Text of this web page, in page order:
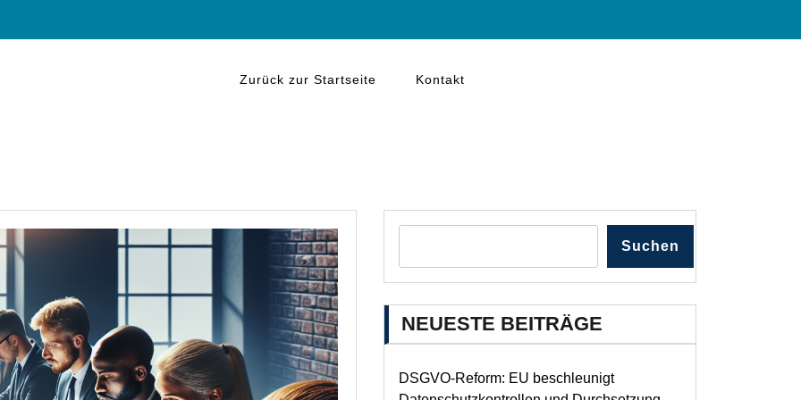
Zurück zur Startseite Kontakt
Suchen
NEUESTE BEITRÄGE
DSGVO-Reform: EU beschleunigt